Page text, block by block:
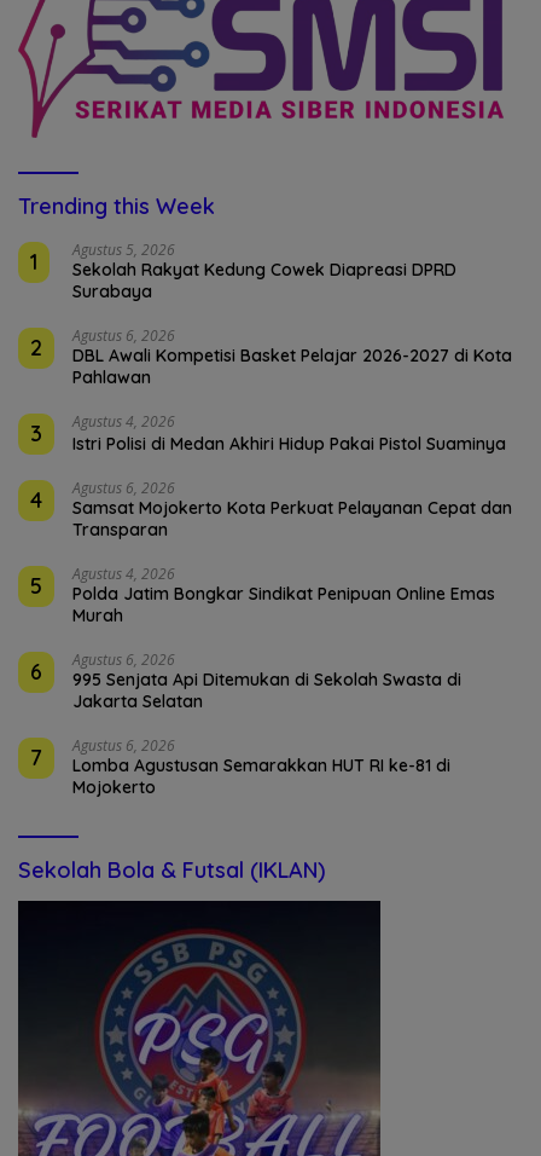
Trending this Week
1
Agustus 5, 2026
Sekolah Rakyat Kedung Cowek Diapreasi DPRD
Surabaya
2 Agustus 6, 2026
DBL Awali Kompetisi Basket Pelajar 2026-2027 di Kota
Pahlawan
3 Agustus 4, 2026
Istri Polisi di Medan Akhiri Hidup Pakai Pistol Suaminya
4 Agustus 6, 2026
Samsat Mojokerto Kota Perkuat Pelayanan Cepat dan
Transparan
5 Agustus 4, 2026
Polda Jatim Bongkar Sindikat Penipuan Online Emas
Murah
6 Agustus 6, 2026
995 Senjata Api Ditemukan di Sekolah Swasta di
Jakarta Selatan
7 Agustus 6, 2026
Lomba Agustusan Semarakkan HUT RI ke-81 di
Mojokerto
Sekolah Bola & Futsal (IKLAN)